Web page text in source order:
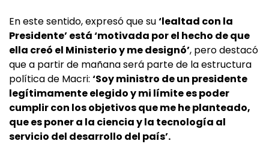
En este sentido, expresó que su‘lealtad con la
Presidente’ está ‘motivada por el hecho de que
ella creó el Ministerio y me designó’, pero destacó
que a partir de mañana será parte de la estructura
política de Macri: ‘Soy ministro de un presidente
legítimamente elegido y mi límite es poder
cumplir con los objetivos que me he planteado,
que es poner a la ciencia y la tecnología al
servicio del desarrollo del país’.